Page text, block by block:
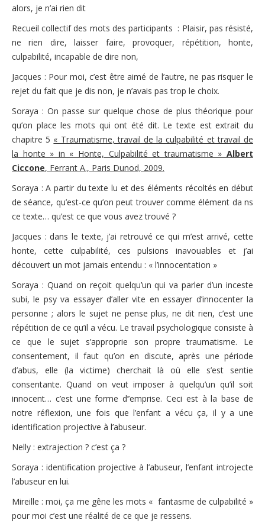
alors, je n’ai rien dit
Recueil collectif des mots des participants : Plaisir, pas résisté,
ne rien dire, laisser faire, provoquer, répétition, honte,
culpabilité, incapable de dire non,
Jacques : Pour moi, c’est être aimé de l’autre, ne pas risquer le
rejet du fait que je dis non, je n’avais pas trop le choix.
Soraya : On passe sur quelque chose de plus théorique pour
qu’on place les mots qui ont été dit. Le texte est extrait du
chapitre 5 « Traumatisme, travail de la culpabilité et travail de
la honte » in « Honte, Culpabilité et traumatisme » Albert
Ciccone, Ferrant A., Paris Dunod, 2009.
Soraya : A partir du texte lu et des éléments récoltés en début
de séance, qu’est-ce qu’on peut trouver comme élément da ns
ce texte… qu’est ce que vous avez trouvé ?
Jacques : dans le texte, j’ai retrouvé ce qui m’est arrivé, cette
honte, cette culpabilité, ces pulsions inavouables et j’ai
découvert un mot jamais entendu : « l’innocentation »
Soraya : Quand on reçoit quelqu’un qui va parler d’un inceste
subi, le psy va essayer d’aller vite en essayer d’innocenter la
personne ; alors le sujet ne pense plus, ne dit rien, c’est une
répétition de ce qu’il a vécu. Le travail psychologique consiste à
ce que le sujet s’approprie son propre traumatisme. Le
consentement, il faut qu’on en discute, après une période
d’abus, elle (la victime) cherchait là où elle s’est sentie
consentante. Quand on veut imposer à quelqu’un qu’il soit
innocent… c’est une forme d’’emprise. Ceci est à la base de
notre réflexion, une fois que l’enfant a vécu ça, il y a une
identification projective à l’abuseur.
Nelly : extrajection ? c’est ça ?
Soraya : identification projective à l’abuseur, l’enfant introjecte
l’abuseur en lui.
Mireille : moi, ça me gêne les mots « fantasme de culpabilité »
pour moi c’est une réalité de ce que je ressens.